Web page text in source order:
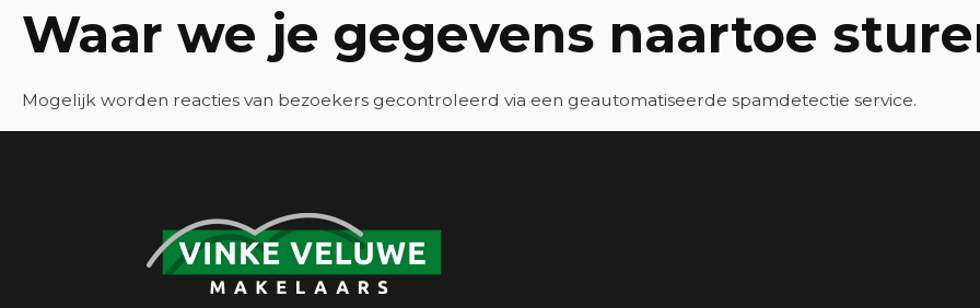
Waar we je gegevens naartoe
Mogelijk worden reacties van bezoekers gecontroleerd via een geautomatiseerde spamdetectie service.